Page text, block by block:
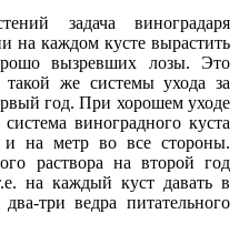
задача виноградаря
на каждом кусте вырастить
вызревших лозы. Это
такой же системы ухода за
год. При хорошем уходе
виноградного куста
на метр во все стороны.
раствора на второй год
на каждый куст давать в
три ведра питательного